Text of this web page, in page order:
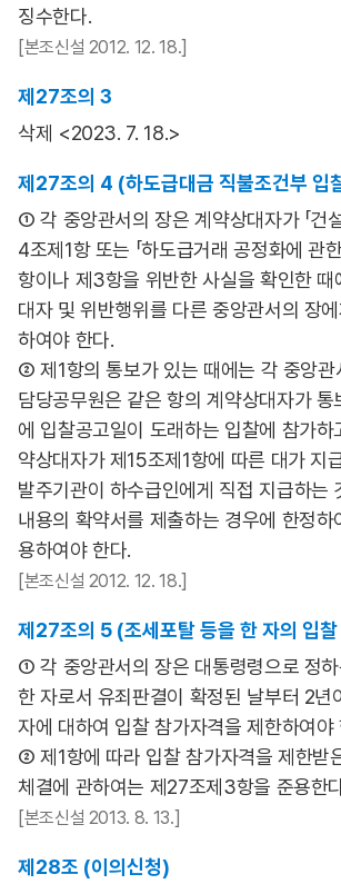
징수한다.
[본조신설 2012. 12. 18.]
제27조의 3
삭제 <2023. 7. 18.>
제27조의 4 (하도급대금 직불조건부 입
① 각 중앙관서의 장은 계약상대자가 「건
4조제1항 또는 「하도급거래 공정화에 관
항이나 제3항을 위반한 사실을 확인한 때
대자 및 위반행위를 다른 중앙관서의 장
하여야 한다.
② 제1항의 통보가 있는 때에는 각 중앙관
담당공무원은 같은 항의 계약상대자가 통
에 입찰공고일이 도래하는 입찰에 참가하
약상대자가 제15조제1항에 따른 대가 지
발주기관이 하수급인에게 직접 지급하는
내용의 확약서를 제출하는 경우에 한정하
용하여야 한다.
[본조신설 2012. 12. 18.]
제27조의 5 (조세포탈 등을 한 자의 입
① 각 중앙관서의 장은 대통령령으로 정
한 자로서 유죄판결이 확정된 날부터 2년
자에 대하여 입찰 참가자격을 제한하여야
② 제1항에 따라 입찰 참가자격을 제한받
체결에 관하여는 제27조제3항을 준용한
[본조신설 2013. 8. 13.]
제28조 (이의신청)